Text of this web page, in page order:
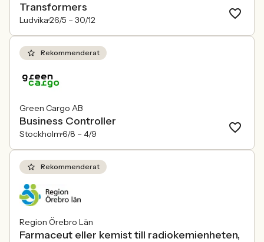
Transformers
Ludvika26/5 – 30/12
Rekommenderat
Green Cargo AB
Business Controller
Stockholm6/8 – 4/9
Rekommenderat
Region Örebro Län
Farmaceut eller kemist till radiokemienheten,